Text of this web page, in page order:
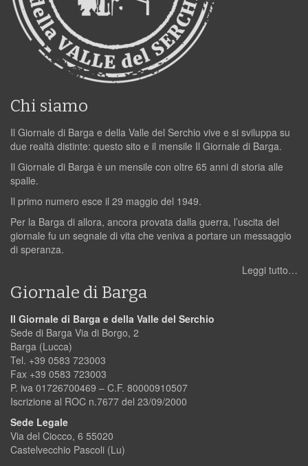
Chi siamo
Il Giornale di Barga e della Valle del Serchio vive e si sviluppa su
due realtà distinte: questo sito e il mensile Il Giornale di Barga.
Il Giornale di Barga è un mensile con oltre 65 anni di storia alle
spalle.
Il primo numero esce il 29 maggio del 1949.
Per la Barga di allora, ancora provata dalla guerra, l’uscita del
giornale fu un segnale di vita che veniva a portare un messaggio
di speranza.
Leggi tutto…
Giornale di Barga
Il Giornale di Barga e della Valle del Serchio
Sede di Barga Via di Borgo, 2
Barga (Lucca)
Tel. +39 0583 723003
Fax +39 0583 723003
P. iva 01726700469 – C.F. 80000910507
Iscrizione al ROC n.7677 del 23/09/2000
Sede Legale
Via del Ciocco, 6 55020
Castelvecchio Pascoli (Lu)